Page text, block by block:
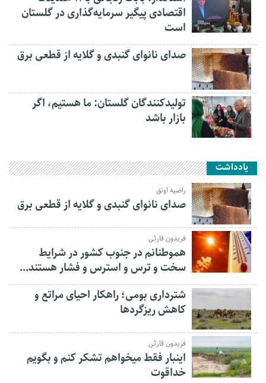
اقتصادی پیگیر سرمایه‌گذاری در گلستان
است
صدای نانوای گنبدی و گلایه از قطعی برق
تولیدکنندگان گلستان: ما هستیم، اگر
بازار باشد
یادداشت
راضیه اونق
صدای نانوای گنبدی و گلایه از قطعی برق
فریدون قارئی
هموطنانم در جنوب کشور در شرایط
سخت و ترس و استرس و فشار هستند…
شترداری بومی؛ راهکار احیای مراتع و
کاهش ریزگردها
فریدون قارئی
اینبار فقط میخواهم تشکر کنم و بگویم
خداقوت